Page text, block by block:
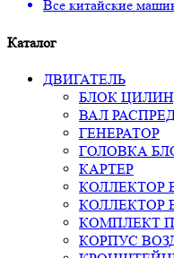
Все китайские
Каталог
ДВИГАТЕЛЬ
БЛОК
ВАЛ
ГЕНЕРАТОР
ГОЛОВКА
КАРТЕР
КОЛЛЕКТОР
КОЛЛЕКТОР
КОМПЛЕКТ
КОРПУС